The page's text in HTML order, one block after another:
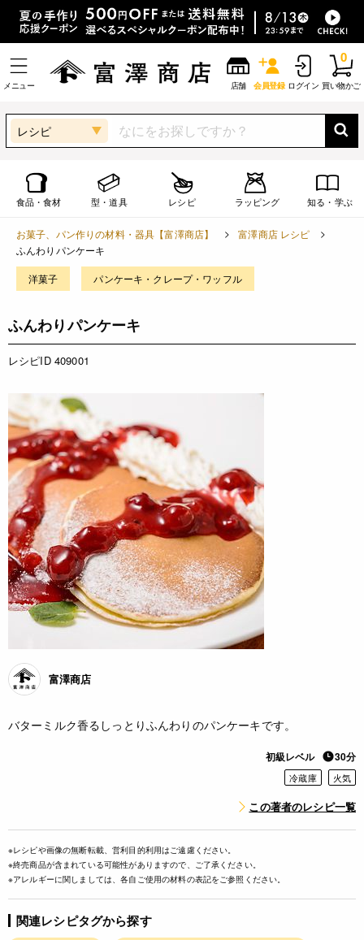
メニュー 店舗 会員登録 ログイン 買い物かご
0
レシピ
食品・食材 型・道具 レシピ ラッピング 知る・学ぶ
お菓子、パン作りの材料・器具【富澤商店】
富澤商店 レシピ
ふんわりパンケーキ
洋菓子 パンケーキ・クレープ・ワッフル
ふんわりパンケーキ
レシピID 409001
富澤商店
バターミルク香るしっとりふんわりのパンケーキです。
初級レベル 30分
冷蔵庫 火気
この著者のレシピ一覧
※レシピや画像の無断転載、営利目的利用はご遠慮ください。
※終売商品が含まれている可能性がありますので、ご了承ください。
※アレルギーに関しましては、各自ご使用の材料の表記をご参照ください。
関連レシピタグから探す